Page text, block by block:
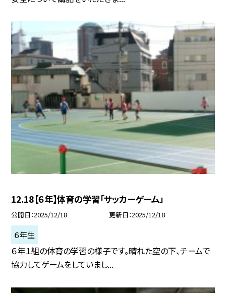
12.18【６年】体育の学習「サッカーゲーム」
公開日 2025/12/18 更新日 2025/12/18
６年生
６年１組の体育の学習の様子です。晴れた空の下、チームで
協力してゲームをしていまし...